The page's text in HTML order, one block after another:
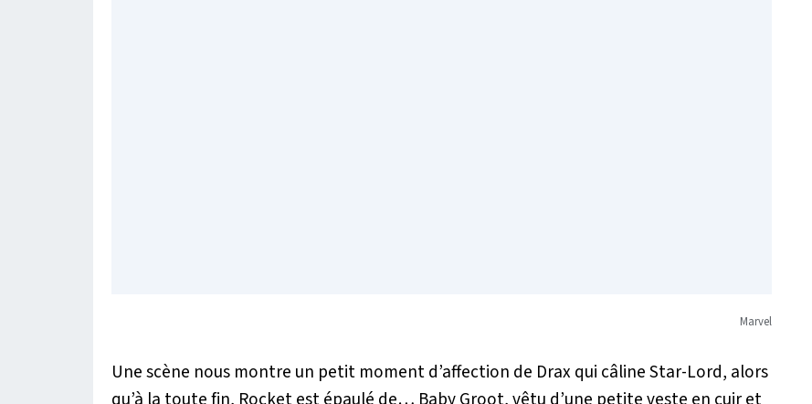
Marvel
Une scène nous montre un petit moment d’affection de Drax qui câline Star-Lord, alors